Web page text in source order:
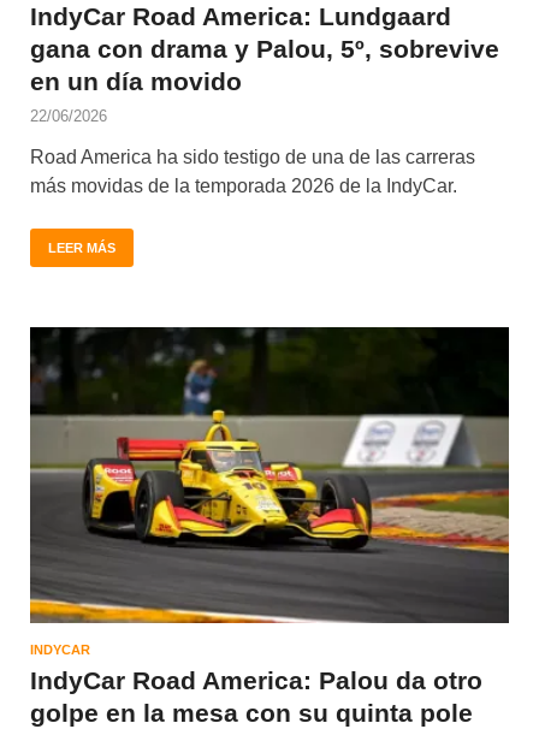
IndyCar Road America: Lundgaard
gana con drama y Palou, 5º, sobrevive
en un día movido
22/06/2026
Road America ha sido testigo de una de las carreras
más movidas de la temporada 2026 de la IndyCar.
LEER MÁS
INDYCAR
IndyCar Road America: Palou da otro
golpe en la mesa con su quinta pole